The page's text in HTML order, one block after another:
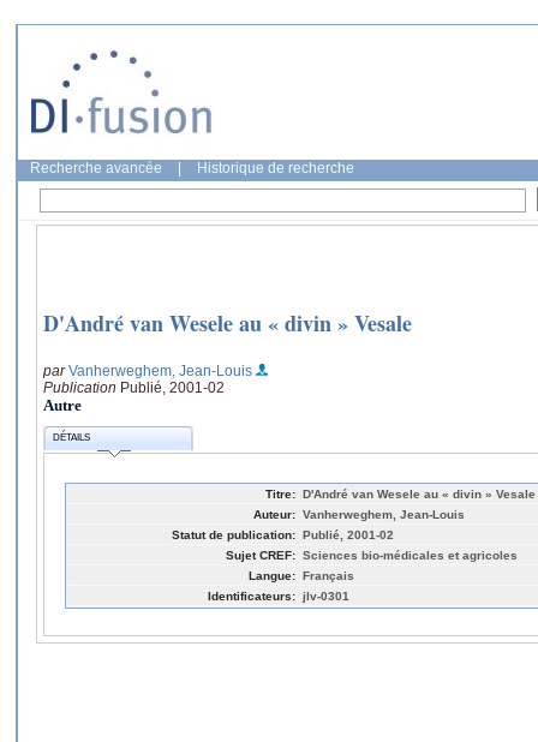
Recherche avancée Historique de recherche
D'André van Wesele au « divin » Vesale
parVanherweghem, Jean-Louis
Publication Publié, 2001-02
Autre
DÉTAILS
Titre: D'André van Wesele au « divin » Vesale
Auteur: Vanherweghem, Jean-Louis
Statut de publication: Publié, 2001-02
Sujet CREF: Sciences bio-médicales et agricoles
Langue: Français
Identificateurs: jlv-0301